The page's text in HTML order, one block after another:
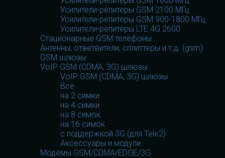
Усилители-репитеры GSM 2100 МГц
Усилители-репитеры GSM 900-1800 МГц
Усилители-репитеры LTE 4G 2600
Стационарные GSM телефоны
Антенны, ответвители, сплиттеры и т.д. (gsm)
GSM шлюзы
VoIP GSM (CDMA, 3G) шлюзы
VoIP GSM (CDMA, 3G) шлюзы
Все
на 2 симки
на 4 симки
на 8 симок
на 16 симок
с поддержкой 3G (для Tele2)
Аксессуары и модули
Модемы GSM/CDMA/EDGE/3G